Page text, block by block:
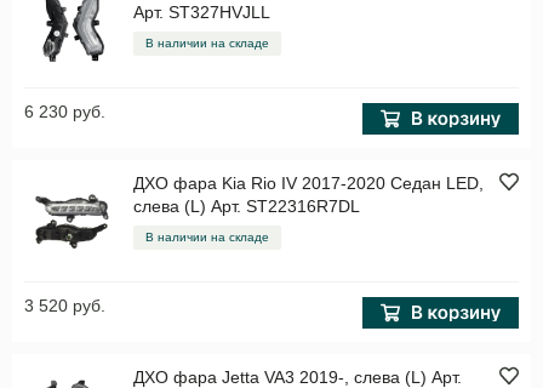
Арт. ST327HVJLL
В наличии на складе
6 230 руб.
ДХО фара Kia Rio IV 2017-2020 Седан LED,
слева (L) Арт. ST22316R7DL
В наличии на складе
3 520 руб.
ДХО фара Jetta VA3 2019-, слева (L) Арт.